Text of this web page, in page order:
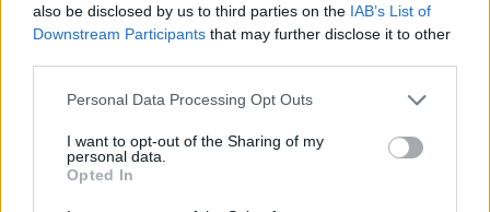
also be disclosed by us to third parties on the IAB’s List of
Downstream Participants that may further disclose it to other
Please note that this website/app uses one or more Google
not limited to your visit or usage behaviour. You may click to
grant or deny consent to Google and its third-party tags to
use your data for below specified purposes in below Google
Personal Data Processing Opt Outs
I want to opt-out of the Sharing of my
personal data.
Opted In
1 Stipendio medio per ingegnere elettrico in Giordania
Giordania
Salario medio del direttore generale in Giordania